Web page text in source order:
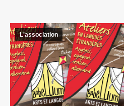
L'association